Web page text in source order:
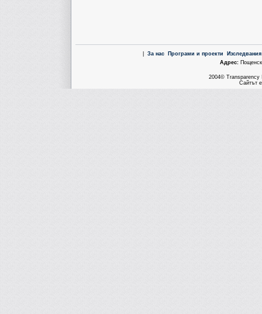
За нас Програми и проекти
Aдрес:
2004© Transparency
Сайтът